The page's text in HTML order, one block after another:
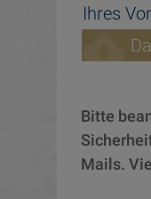
Ihres
cloud_upload
Bitte
Mails.